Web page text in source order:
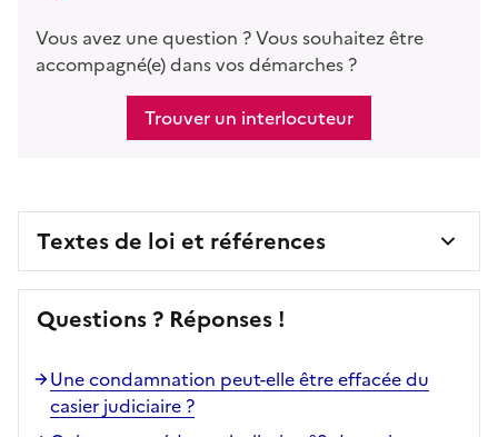
Vous avez une question ? Vous souhaitez être
accompagné(e) dans vos démarches ?
Trouver un interlocuteur
Textes de loi et références
Questions ? Réponses !
Une condamnation peut-elle être effacée du
casier judiciaire ?